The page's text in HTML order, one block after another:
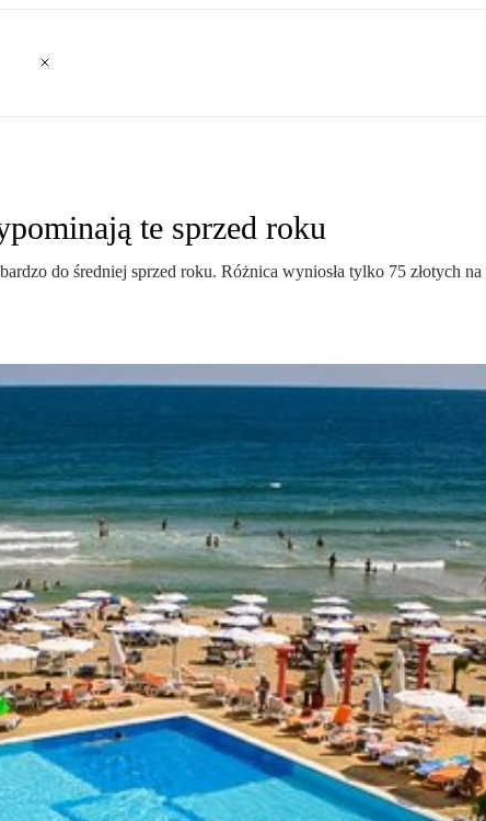
te sprzed roku
do średniej sprzed roku. Różnica wyniosła tylko 75 złotych